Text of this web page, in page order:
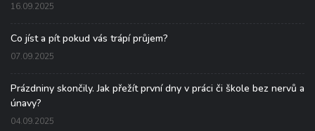
16.09.2025
Co jíst a pít pokud vás trápí průjem?
07.09.2025
Prázdniny skončily. Jak přežít první dny v práci či škole bez nervů a
únavy?
04.09.2025